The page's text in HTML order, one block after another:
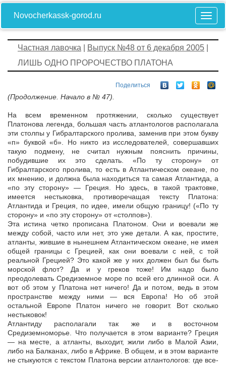
Novocherkassk-gorod.ru
Частная лавочка Выпуск №48 от 6 декабря 2005
ЛИШЬ ОДНО ПРОРОЧЕСТВО ПЛАТОНА
Поделиться
(Продолжение. Начало в № 47).
На всем временном протяжении, сколько существует
Платонова легенда, большая часть атлантологов располагала
эти столпы у Гибралтарского пролива, заменив при этом букву
«п» буквой «б». Но никто из исследователей, совершавших
такую подмену, не считал нужным пояснить причины,
побудившие их это сделать. «По ту сторону» от
Гибралтарского пролива, то есть в Атлантическом океане, по
их мнению, и должна была находиться та самая Атлантида, а
«по эту сторону» — Греция. Но здесь, в такой трактовке,
имеется нестыковка, противоречащая тексту Платона:
Атлантида и Греция, по идее, имели общую границу! («По ту
сторону» и «по эту сторону» от «столпов»).
Эта истина четко прописана Платоном. Они и воевали же
между собой, часто или нет, это уже детали. А как, простите,
атланты, жившие в нынешнем Атлантическом океане, не имея
общей границы с Грецией, как они воевали с ней, с той
реальной Грецией? Это какой же у них должен был бы быть
морской флот? Да и у греков тоже! Им надо было
преодолевать Средиземное море по всей его длинной оси. А
вот об этом у Платона нет ничего! Да и потом, ведь в этом
пространстве между ними — вся Европа! Но об этой
остальной Европе Платон ничего не говорит. Вот сколько
нестыковок!
Атлантиду располагали так же и в восточном
Средиземноморье. Что получается в этом варианте? Греция
— на месте, а атланты, выходит, жили либо в Малой Азии,
либо на Балканах, либо в Африке. В общем, и в этом варианте
не стыкуются с текстом Платона версии атлантологов: где все-